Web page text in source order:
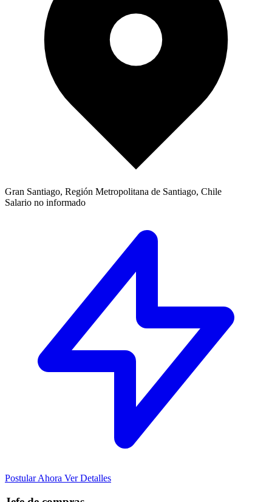
Gran Santiago, Región Metropolitana de Santiago, Chile
Salario no informado
Postular Ahora Ver Detalles